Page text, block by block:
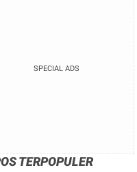
SPECIAL ADS
TERPOPULER